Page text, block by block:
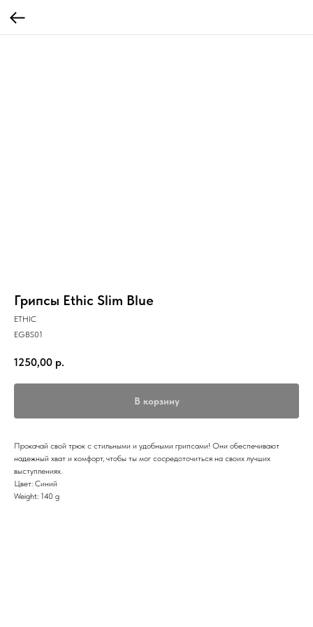
Грипсы Ethic Slim Blue
ETHIC
EGBS01
1250,00 р.
В корзину
Прокачай свой трюк с стильными и удобными грипсами! Они обеспечивают
надежный хват и комфорт, чтобы ты мог сосредоточиться на своих лучших
выступлениях.
Цвет: Синий
Weight: 140 g